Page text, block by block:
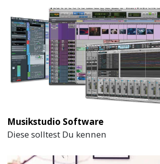
Musikstudio Software
Diese solltest Du kennen